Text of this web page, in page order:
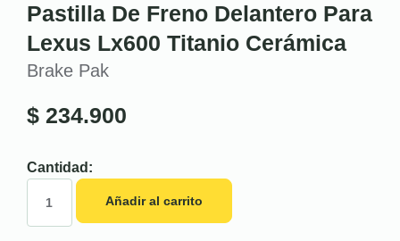
Pastilla De Freno Delantero Para
Lexus Lx600 Titanio Cerámica
Brake Pak
$ 234.900
Cantidad:
Añadir al carrito